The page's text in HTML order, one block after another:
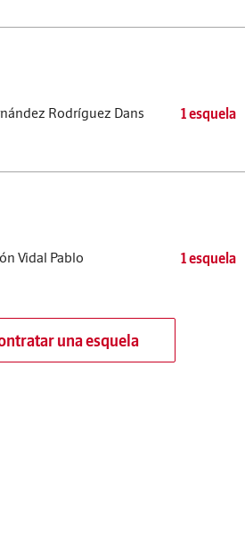
Rodríguez Dans 1 esquela
Vidal Pablo 1 esquela
una esquela